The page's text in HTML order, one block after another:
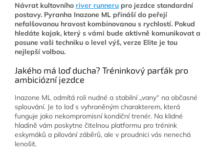
Návrat kultovního river runneru pro jezdce standardní
postavy. Pyranha Inazone ML přináší do peřejí
nefalšovanou hravost kombinovanou s rychlostí. Pokud
hledáte kajak, který s vámi bude aktivně komunikovat a
posune vaši techniku o level výš, verze Elite je tou
nejlepší volbou.
Jakého má loď ducha? Tréninkový parťák pro
ambiciózní jezdce
Inazone ML odmítá roli nudné a stabilní „vany“ na občasné
splouvání. Je to loď s vyhraněným charakterem, která
funguje jako nekompromisní kondiční trenér. Na klidné
hladině vám poskytne čitelnou platformu pro trénink
eskymáků a pilování záběrů, ale v proudnici vás nenechá
lenošit.